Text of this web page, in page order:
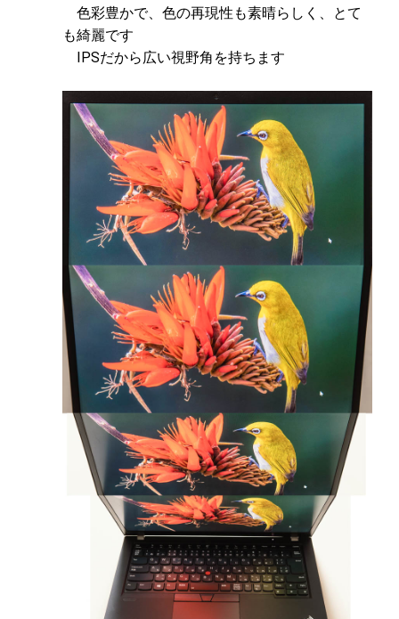
色彩豊かで、色の再現性も素晴らしく、とて
も綺麗です
IPSだから広い視野角を持ちます